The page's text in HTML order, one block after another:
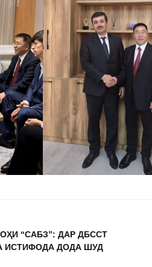
“САБЗ”: ДАР ДБССТ
ИСТИФОДА ДОДА ШУД